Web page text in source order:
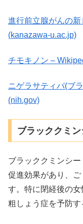
進行前立腺がんの
(kanazawa-u.ac.jp)
チモキノン –
ニゲラサティバ(ブ
(nih.gov)
ブラッククミ
ブラッククミンシ
促進効果があり、
す。特に閉経後の
粗しょう症を予防す